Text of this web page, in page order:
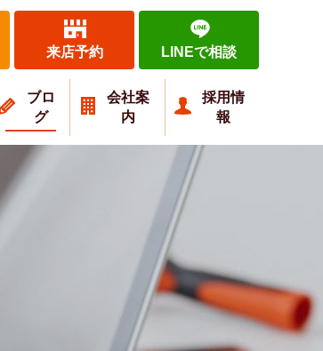
来店予約 LINEで相談
ブロ
グ
会社案
内
採用情
報